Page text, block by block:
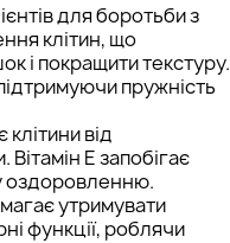
для боротьби з
клітин, що
і покращити текстуру.
пружність
від
E запобігає
оздоровленню.
утримувати
функції, роблячи